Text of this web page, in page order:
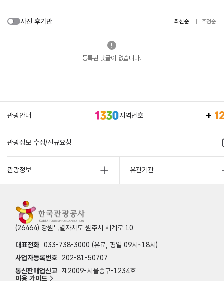
사진 후기만 최신순 추천순
등록된 댓글이 없습니다.
관광안내 지역번호
관광정보 수정/신규요청
관광정보 유관기관
(26464) 강원특별자치도 원주시 세계로 10
대표전화 033-738-3000 (유료, 평일 09시~18시)
사업자등록번호
202-81-50707
통신판매업신고 제2009-서울중구-1234호
이용 가이드